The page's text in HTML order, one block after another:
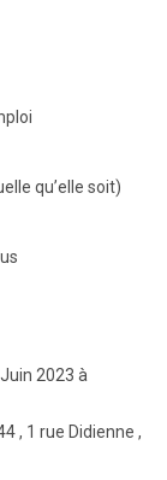
qu’elle soit)
2023 à
, 1 rue Didienne ,